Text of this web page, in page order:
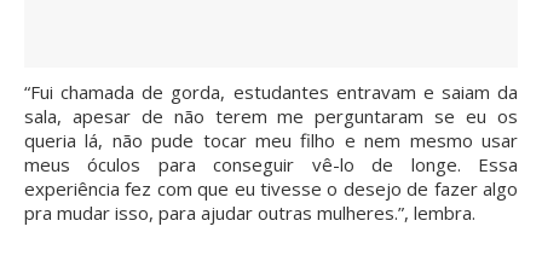
“Fui chamada de gorda, estudantes entravam e saiam da
sala, apesar de não terem me perguntaram se eu os
queria lá, não pude tocar meu filho e nem mesmo usar
meus óculos para conseguir vê-lo de longe. Essa
experiência fez com que eu tivesse o desejo de fazer algo
pra mudar isso, para ajudar outras mulheres.”, lembra.